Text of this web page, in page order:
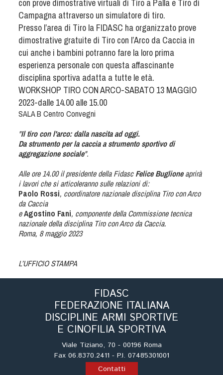
con prove dimostrative virtuali di Tiro a Palla e Tiro di
Campagna attraverso un simulatore di tiro.
Presso l’area di Tiro la FIDASC ha organizzato prove
dimostrative gratuite di Tiro con l’Arco da Caccia in
cui anche i bambini potranno fare la loro prima
esperienza personale con questa affascinante
disciplina sportiva adatta a tutte le età.
WORKSHOP TIRO CON ARCO-SABATO 13 MAGGIO
2023-dalle 14.00 alle 15.00
SALA B Centro Convegni
"Il tiro con l'arco: dalla nascita ad oggi.
Da strumento per la caccia a strumento sportivo di
aggregazione sociale".
Alle ore 14.00 il presidente della FidascFelice Buglioneaprirà
i lavori che si articoleranno sulle relazioni di:
Paolo Rossi, coordinatore nazionale disciplina Tiro con Arco
da Caccia
eAgostino Fani, componente della Commissione tecnica
nazionale della disciplina Tiro con Arco da Caccia.
Roma, 8 maggio 2023
L’UFFICIO STAMPA
FIDASC
FEDERAZIONE ITALIANA
DISCIPLINE ARMI SPORTIVE
E CINOFILIA SPORTIVA
Viale Tiziano, 70 - 00196 Roma
Fax 06.8370.2411 - P.I. 07485301001
Contatti
Rally Obedience
Retriever Sport
Ricerca Tartufo
Sheepdog
Sport acquatici
Treibball
Ipo Delta
Sleddog